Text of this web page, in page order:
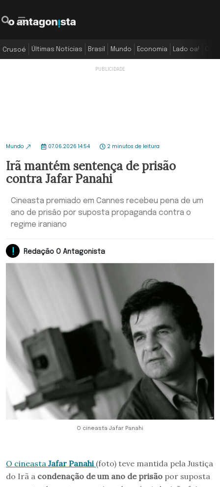
Crusoé Últimas Notícias Brasil Mundo Economia Lado oa!
Mundo 07.06.2026 14:54 2 minutos de leitura
Irã mantém sentença de prisão
contra Jafar Panahi
Cineasta premiado em Cannes recebeu pena de um
ano de prisão por suposta propaganda contra o
regime iraniano
Redação O Antagonista
O cineasta Jafar Panahi
O cineasta Jafar Panahi (foto) teve mantida pela Justiça
do Irã a condenação de um ano de prisão por suposta